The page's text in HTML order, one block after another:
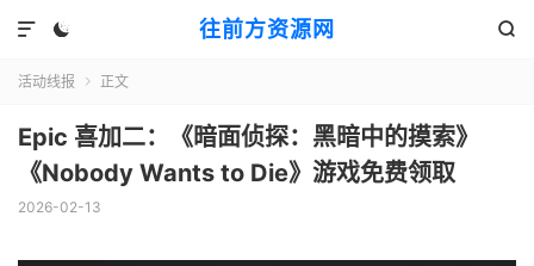
往前方资源网
 

活动线报  正文
Epic 喜加二：《暗面侦探：黑暗中的摸索》
《Nobody Wants to Die》游戏免费领取
2026-02-13